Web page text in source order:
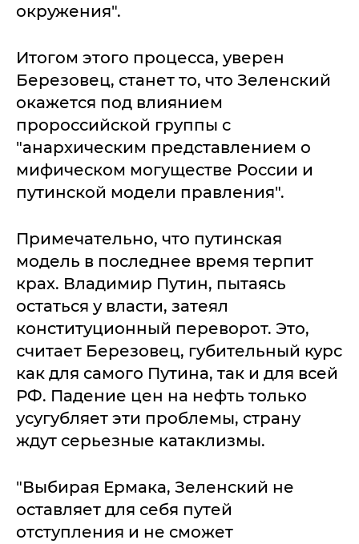
окружения".
Итогом этого процесса, уверен
Березовец, станет то, что Зеленский
окажется под влиянием
пророссийской группы с
"анархическим представлением о
мифическом могуществе России и
путинской модели правления".
Примечательно, что путинская
модель в последнее время терпит
крах. Владимир Путин, пытаясь
остаться у власти, затеял
конституционный переворот. Это,
считает Березовец, губительный курс
как для самого Путина, так и для всей
РФ. Падение цен на нефть только
усугубляет эти проблемы, страну
ждут серьезные катаклизмы.
"Выбирая Ермака, Зеленский не
оставляет для себя путей
отступления и не сможет